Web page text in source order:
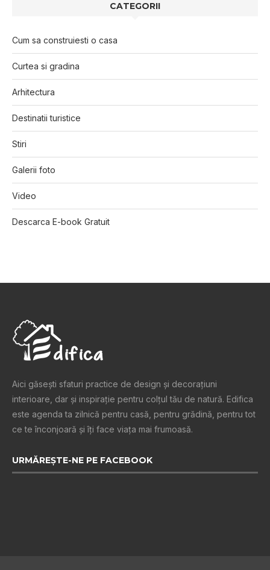
CATEGORII
Cum sa construiesti o casa
Curtea si gradina
Arhitectura
Destinatii turistice
Stiri
Galerii foto
Video
Descarca E-book Gratuit
Aici găsești sfaturi practice de design şi decoraţiuni
interioare, dar și inspiraţie pentru colţul tău de natură. Edifica
este agenda ta zilnică pentru casă, pentru grădină, pentru tot
ce te înconjoară şi îţi face viaţa mai frumoasă.
URMĂREȘTE-NE PE FACEBOOK